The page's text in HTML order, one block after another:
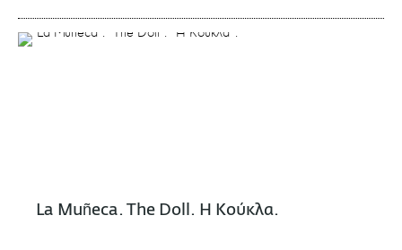
La Muñeca. The Doll. Η Κούκλα.